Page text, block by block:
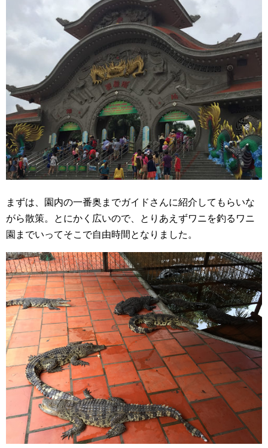
まずは、園内の一番奥までガイドさんに紹介してもらいな
がら散策。とにかく広いので、とりあえずワニを釣るワニ
園までいってそこで自由時間となりました。